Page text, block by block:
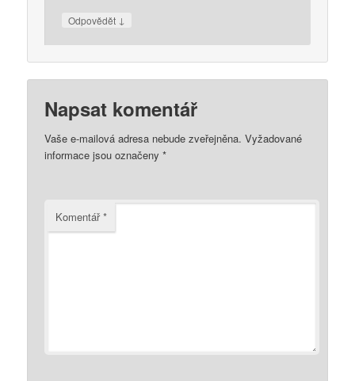
Odpovědět ↓
Napsat komentář
Vaše e-mailová adresa nebude zveřejněna. Vyžadované
informace jsou označeny*
Komentář*